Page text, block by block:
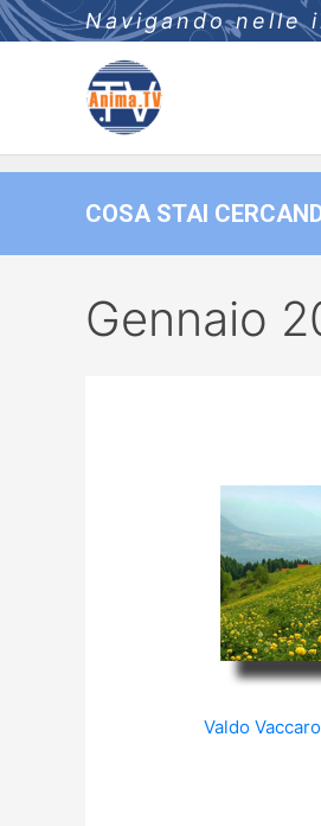
Navigando nelle
COSA STAI
Gennaio
Valdo Vaccaro